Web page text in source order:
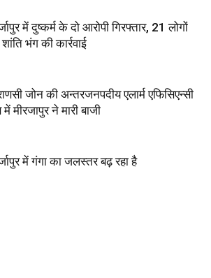
में दुष्कर्म के दो आरोपी गिरफ्तार, 21 लोगों
भंग की कार्रवाई
जोन की अन्तरजनपदीय एलार्म एफिसिएन्सी
मीरजापुर ने मारी बाजी
में गंगा का जलस्तर बढ़ रहा है